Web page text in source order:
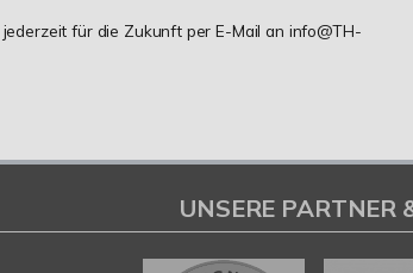
für die Zukunft per E-Mail an info@TH-
UNSERE PARTNER